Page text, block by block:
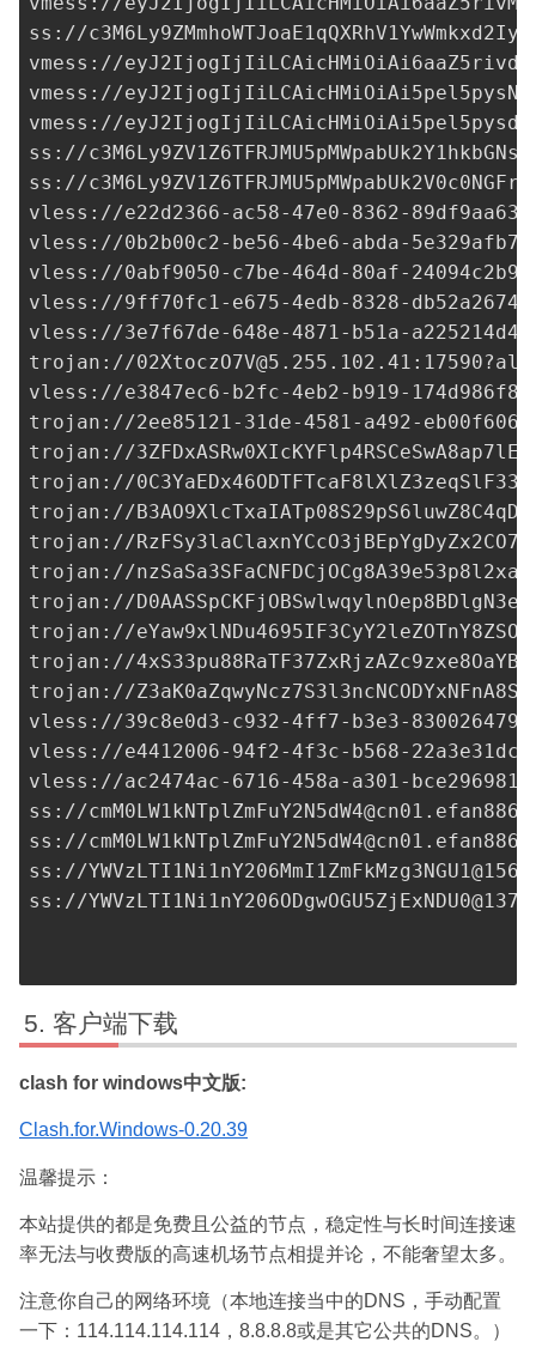
ss://
vmess://
vmess://
vmess://
ss://
ss://
vless://e22d2366-ac58-47e0-8362-
vless://0b2b00c2-be56-4be6-abda-
vless://0abf9050-c7be-464d-80af-
vless://9ff70fc1-e675-4edb-8328-
vless://3e7f67de-648e-4871-b51a-
trojan://02XtoczO7V@5.255.102.41
vless://e3847ec6-b2fc-4eb2-b919-
trojan://2ee85121-31de-4581-a492-
trojan://
trojan://
trojan://
trojan://
trojan://
trojan://
trojan://
trojan://
trojan://
vless://39c8e0d3-c932-4ff7-b3e3-
vless://e4412006-94f2-4f3c-b568-
vless://ac2474ac-6716-458a-a301-
ss://
ss://
ss://
ss://
客户端下载
clash for windows中文版:
Clash.for.Windows-0.20.39
温馨提示：
本站提供的都是免费且公益的节点，稳定性与长时间连接速
率无法与收费版的高速机场节点相提并论，不能奢望太多。
注意你自己的网络环境（本地连接当中的DNS，手动配置
一下：114.114.114.114，8.8.8.8或是其它公共的DNS。）